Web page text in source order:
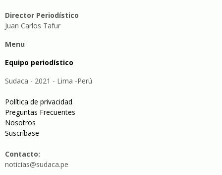
Director Periodístico
Juan Carlos Tafur
Menu
Equipo periodístico
Sudaca - 2021 - Lima -Perú
Política de privacidad
Preguntas Frecuentes
Nosotros
Suscríbase
Contacto:
noticias@sudaca.pe